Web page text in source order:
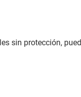
sin protección,